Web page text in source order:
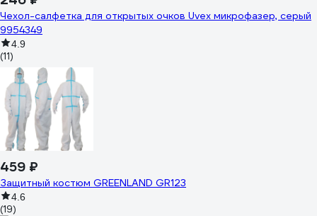
Чехол-салфетка для открытых очков Uvex микрофазер, серый
9954349
4.9
(11)
459 ₽
Защитный костюм GREENLAND GR123
4.6
(19)